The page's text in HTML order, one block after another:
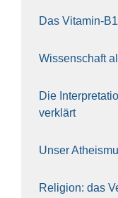
Das Vit­amin-
Wis­sen­schaft
Die
ver­klärt
Unser
Reli­gi­on: das